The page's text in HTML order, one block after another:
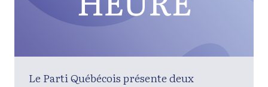
Le Parti Québécois présente deux